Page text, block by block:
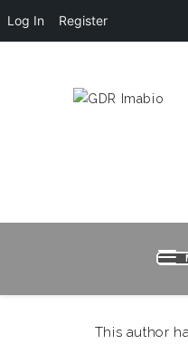
Log In Register
This author